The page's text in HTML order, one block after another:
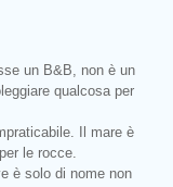
un B&B, non è un
qualcosa per
Il mare è
le rocce.
è solo di nome non